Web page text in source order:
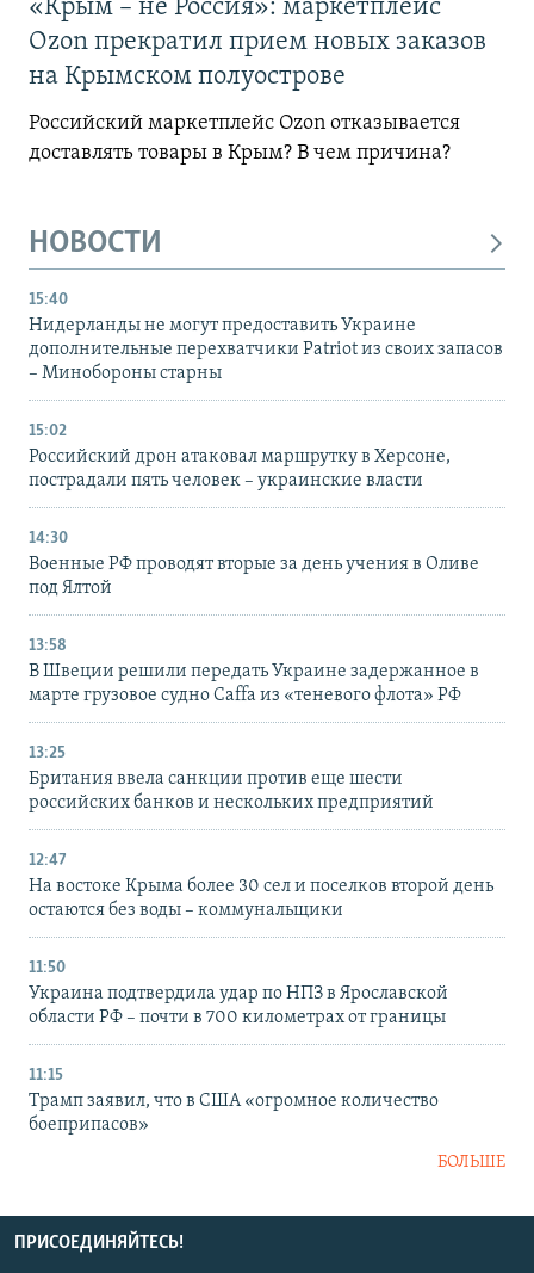
«Крым – не Россия»: маркетплейс
Ozon прекратил прием новых заказов
на Крымском полуострове
Российский маркетплейс Ozon отказывается
доставлять товары в Крым? В чем причина?
НОВОСТИ
15:40
Нидерланды не могут предоставить Украине
дополнительные перехватчики Patriot из своих запасов
– Минобороны старны
15:02
Российский дрон атаковал маршрутку в Херсоне,
пострадали пять человек – украинские власти
14:30
Военные РФ проводят вторые за день учения в Оливе
под Ялтой
13:58
В Швеции решили передать Украине задержанное в
марте грузовое судно Caffa из «теневого флота» РФ
13:25
Британия ввела санкции против еще шести
российских банков и нескольких предприятий
12:47
На востоке Крыма более 30 сел и поселков второй день
остаются без воды – коммунальщики
11:50
Украина подтвердила удар по НПЗ в Ярославской
области РФ – почти в 700 километрах от границы
11:15
Трамп заявил, что в США «огромное количество
боеприпасов»
БОЛЬШЕ
ПРИСОЕДИНЯЙТЕСЬ!